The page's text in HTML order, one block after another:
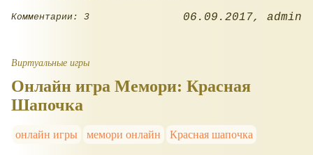
Комментарии: 3 06.09.2017 admin
Виртуальные игры
Онлайн игра Мемори: Красная
Шапочка
онлайн игры мемори онлайн Красная шапочка